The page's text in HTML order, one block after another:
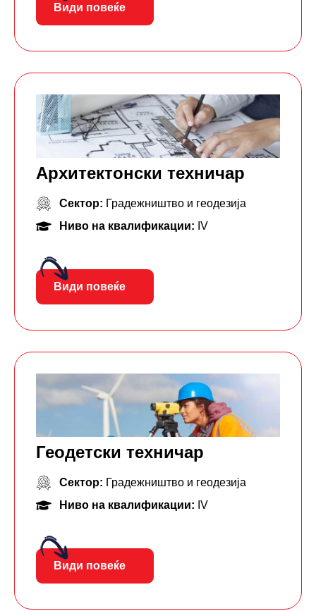
Види повеќе
Архитектонски техничар
Сектор: Градежништво и геодезија
Ниво на квалификации: IV
Види повеќе
Геодетски техничар
Сектор: Градежништво и геодезија
Ниво на квалификации: IV
Види повеќе